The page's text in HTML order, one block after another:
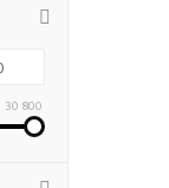
30 800